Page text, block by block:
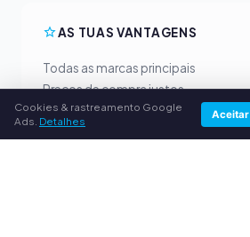
AS TUAS VANTAGENS
Todas as marcas principais
Preços de compra justos
Pagamento antecipado por PayPal
Aconselhamento personalizado
Cookies & rastreamento Google
Ads. Detalhes Aceitar